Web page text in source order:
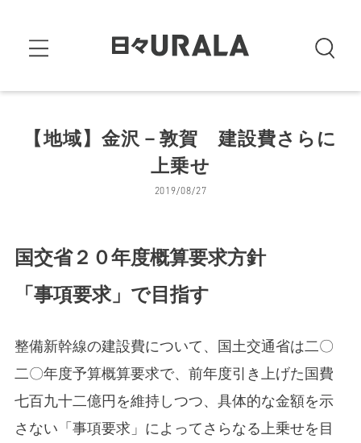
【地域】金沢－敦賀 建設費さらに
上乗せ
2019/08/27
国交省２０年度概算要求方針
「事項要求」で目指す
整備新幹線の建設費について、国土交通省は二〇
二〇年度予算概算要求で、前年度引き上げた国費
七百九十二億円を維持しつつ、具体的な金額を示
さない「事項要求」によってさらなる上乗せを目